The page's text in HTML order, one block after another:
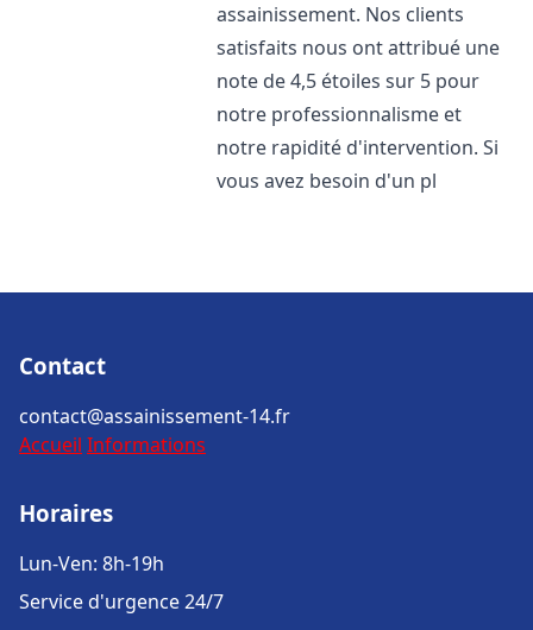
assainissement. Nos clients
satisfaits nous ont attribué une
note de 4,5 étoiles sur 5 pour
notre professionnalisme et
notre rapidité d'intervention. Si
vous avez besoin d'un pl
Contact
contact@assainissement-14.fr
Accueil Informations
Horaires
Lun-Ven: 8h-19h
Service d'urgence 24/7